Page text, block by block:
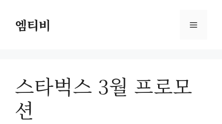
엠티비 메
스타벅스 3월 프로모
션